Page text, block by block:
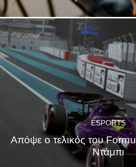
ESPORTS
Απόψε ο τελικός του
Ντάμπι